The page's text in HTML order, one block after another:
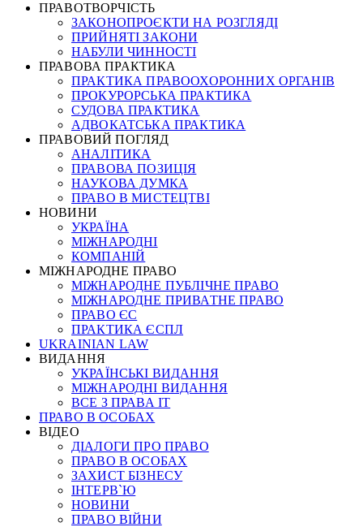
ПРАВОТВОРЧІСТЬ
ЗАКОНОПРОЄКТИ НА РОЗГЛЯДІ
ПРИЙНЯТІ ЗАКОНИ
НАБУЛИ ЧИННОСТІ
ПРАВОВА ПРАКТИКА
ПРАКТИКА ПРАВООХОРОННИХ ОРГАНІВ
ПРОКУРОРСЬКА ПРАКТИКА
СУДОВА ПРАКТИКА
АДВОКАТСЬКА ПРАКТИКА
ПРАВОВИЙ ПОГЛЯД
АНАЛІТИКА
ПРАВОВА ПОЗИЦІЯ
НАУКОВА ДУМКА
ПРАВО В МИСТЕЦТВІ
НОВИНИ
УКРАЇНА
МІЖНАРОДНІ
КОМПАНІЙ
МІЖНАРОДНЕ ПРАВО
МІЖНАРОДНЕ ПУБЛІЧНЕ ПРАВО
МІЖНАРОДНЕ ПРИВАТНЕ ПРАВО
ПРАВО ЄС
ПРАКТИКА ЄСПЛ
UKRAINIAN LAW
ВИДАННЯ
УКРАЇНСЬКІ ВИДАННЯ
МІЖНАРОДНІ ВИДАННЯ
ВСЕ З ПРАВА ІТ
ПРАВО В ОСОБАХ
ВІДЕО
ДІАЛОГИ ПРО ПРАВО
ПРАВО В ОСОБАХ
ЗАХИСТ БІЗНЕСУ
ІНТЕРВ`Ю
НОВИНИ
ПРАВО ВІЙНИ